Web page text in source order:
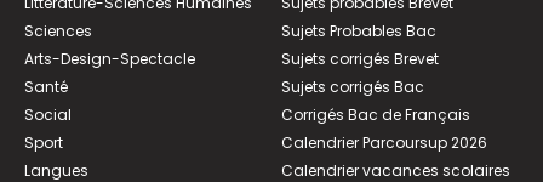
Sciences
Arts-Design-Spectacle
Santé
Social
Sport
Langues
Sujets Probables Bac
Sujets corrigés Brevet
Sujets corrigés Bac
Corrigés Bac de Français
Calendrier Parcoursup 2026
Calendrier vacances scolaires